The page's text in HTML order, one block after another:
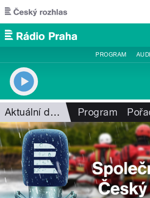
Přejít k hlavnímu obsahu
PROGRAM
Aktuální dění Program